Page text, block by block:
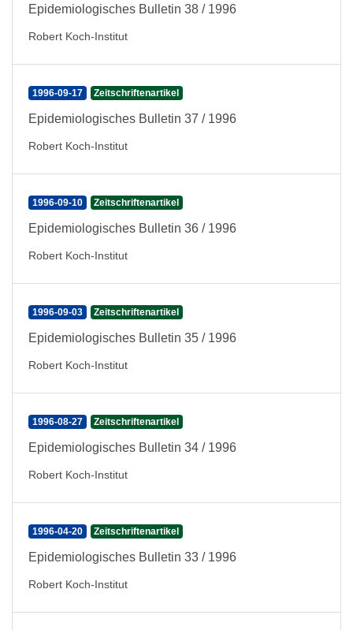
Epidemiologisches Bulletin 38 / 1996
Robert Koch-Institut
1996-09-17 Zeitschriftenartikel
Epidemiologisches Bulletin 37 / 1996
Robert Koch-Institut
1996-09-10 Zeitschriftenartikel
Epidemiologisches Bulletin 36 / 1996
Robert Koch-Institut
1996-09-03 Zeitschriftenartikel
Epidemiologisches Bulletin 35 / 1996
Robert Koch-Institut
1996-08-27 Zeitschriftenartikel
Epidemiologisches Bulletin 34 / 1996
Robert Koch-Institut
1996-04-20 Zeitschriftenartikel
Epidemiologisches Bulletin 33 / 1996
Robert Koch-Institut